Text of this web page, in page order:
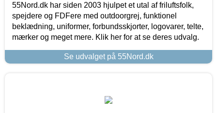
55Nord.dk har siden 2003 hjulpet et utal af friluftsfolk,
spejdere og FDFere med outdoorgrej, funktionel
beklædning, uniformer, forbundsskjorter, logovarer, telte,
mærker og meget mere. Klik her for at se deres udvalg.
Se udvalget på 55Nord.dk